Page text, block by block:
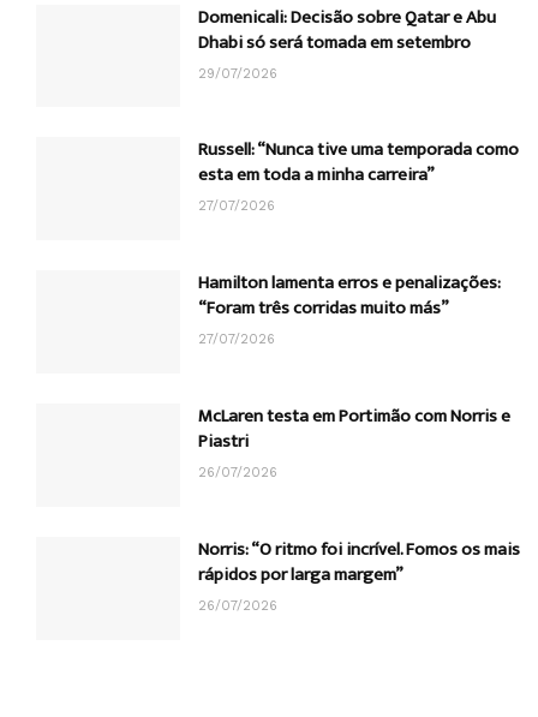
Domenicali: Decisão sobre Qatar e Abu
Dhabi só será tomada em setembro
29/07/2026
Russell: “Nunca tive uma temporada como
esta em toda a minha carreira”
27/07/2026
Hamilton lamenta erros e penalizações:
“Foram três corridas muito más”
27/07/2026
McLaren testa em Portimão com Norris e
Piastri
26/07/2026
Norris: “O ritmo foi incrível. Fomos os mais
rápidos por larga margem”
26/07/2026